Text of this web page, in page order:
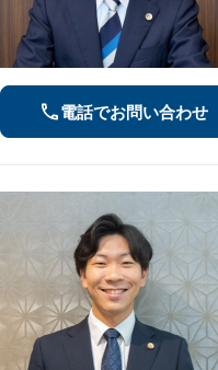
電話でお問い合わせ